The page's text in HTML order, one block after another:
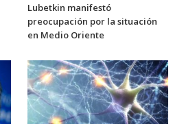
Lubetkin manifestó
preocupación por la situación
en Medio Oriente